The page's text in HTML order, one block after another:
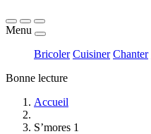
Menu
Bricoler Cuisiner Chanter
Bonne lecture
Accueil
S’mores 1